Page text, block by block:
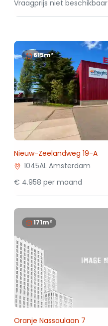
Vraagprijs niet beschikbaar
615m²
Nieuw-Zeelandweg 19-A
1045AL Amsterdam
€ 4.958 per maand
171m²
Oranje Nassaulaan 7